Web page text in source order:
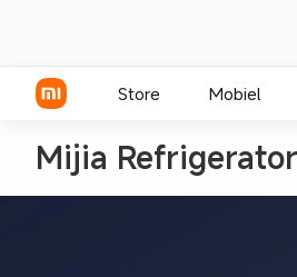
Store Mobiel
Mijia